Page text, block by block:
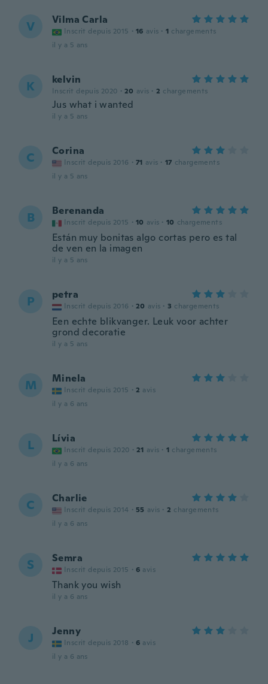
V Vilma Carla
Inscrit depuis 2015 · 16 avis · 1 chargements
il y a 5 ans
K kelvin
Inscrit depuis 2020 · 20 avis · 2 chargements
Jus what i wanted
il y a 5 ans
C Corina
Inscrit depuis 2016 · 71 avis · 17 chargements
il y a 5 ans
B Berenanda
Inscrit depuis 2015 · 10 avis · 10 chargements
Están muy bonitas algo cortas pero es tal
de ven en la imagen
il y a 5 ans
P petra
Inscrit depuis 2016 · 20 avis · 3 chargements
Een echte blikvanger. Leuk voor achter
grond decoratie
il y a 5 ans
M Minela
Inscrit depuis 2015 · 2 avis
il y a 6 ans
L Lívia
Inscrit depuis 2020 · 21 avis · 1 chargements
il y a 6 ans
C Charlie
Inscrit depuis 2014 · 55 avis · 2 chargements
il y a 6 ans
S Semra
Inscrit depuis 2015 · 6 avis
Thank you wish
il y a 6 ans
J Jenny
Inscrit depuis 2018 · 6 avis
il y a 6 ans